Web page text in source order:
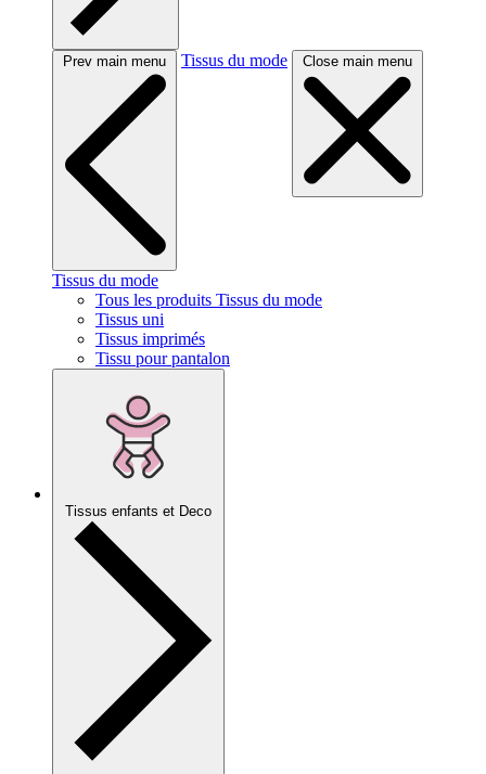
Prev main menu Tissus du mode Close main menu
Tissus du mode
Tous les produits Tissus du mode
Tissus uni
Tissus imprimés
Tissu pour pantalon
Tissus enfants et Deco